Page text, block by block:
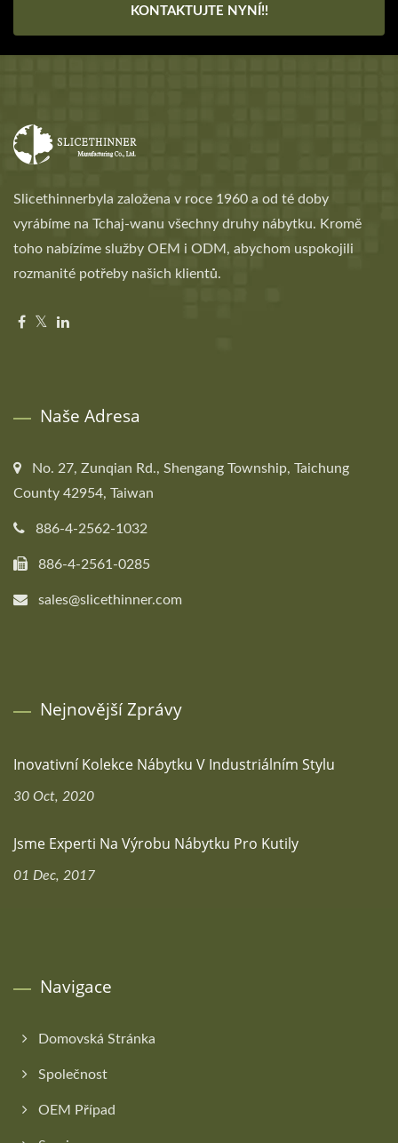
KONTAKTUJTE NYNÍ!!
Slicethinnerbyla založena v roce 1960 a od té doby
vyrábíme na Tchaj-wanu všechny druhy nábytku. Kromě
toho nabízíme služby OEM i ODM, abychom uspokojili
rozmanité potřeby našich klientů.
Naše Adresa
No. 27, Zunqian Rd., Shengang Township, Taichung
County 42954, Taiwan
886-4-2562-1032
886-4-2561-0285
sales@slicethinner.com
Nejnovější Zprávy
Inovativní Kolekce Nábytku V Industriálním Stylu
30 Oct, 2020
Jsme Experti Na Výrobu Nábytku Pro Kutily
01 Dec, 2017
Navigace
Domovská Stránka
Společnost
OEM Případ